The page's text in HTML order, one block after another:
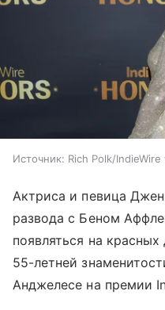
Источник: Rich Polk/
Актриса и певица
развода с Беном
появляться на
55-летней
Анджелесе на премии